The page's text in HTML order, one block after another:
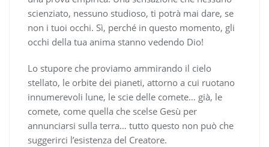
scienziato, nessuno studioso, ti potrà mai dare, se
non i tuoi occhi. Sì, perché in questo momento, gli
occhi della tua anima stanno vedendo Dio!
Lo stupore che proviamo ammirando il cielo
stellato, le orbite dei pianeti, attorno a cui ruotano
innumerevoli lune, le scie delle comete… già, le
comete, come quella che scelse Gesù per
annunciarsi sulla terra… tutto questo non può che
suggerirci l’esistenza del Creatore.